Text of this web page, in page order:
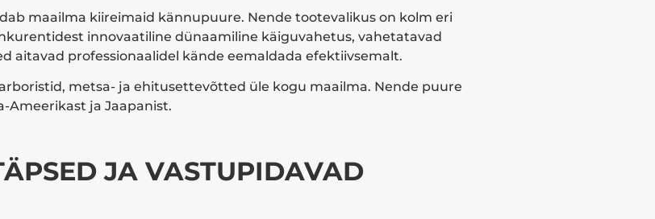
maailma kiireimaid kännupuure. Nende tootevalikus on kolm eri
innovaatiline dünaamiline käiguvahetus, vahetatavad
aitavad professionaalidel kände eemaldada efektiivsemalt.
metsa- ja ehitusettevõtted üle kogu maailma. Nende puure
Ameerikast ja Jaapanist.
JA VASTUPIDAVAD